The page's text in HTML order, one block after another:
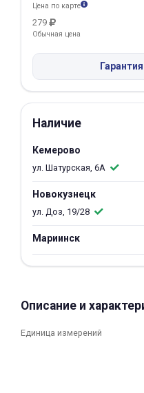
Цена по карте
279
Обычная цена
Наличие
Кемерово
ул. Шатурская, 6А
Новокузнецк
ул. Доз, 19/28
Мариинск
Описание и
Единица измерений
в корзину
25% картой
Получайте товар
Оставшиеся
по25%каждые 2
Подробнее